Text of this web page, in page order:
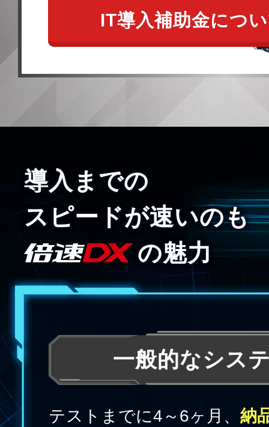
IT導入補助金につ
導入までの
スピードが速いのも
の魅力
一般的なシス
テストまでに4～6ヶ月、 納